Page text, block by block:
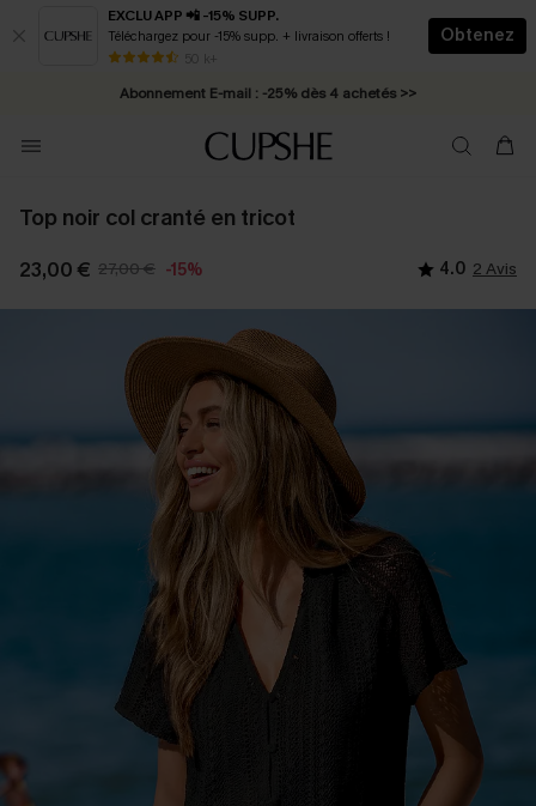
EXCLU APP 📲 -15% SUPP.
Téléchargez pour -15% supp. + livraison offerts !
50 k+
Obtenez
* Livraison éclair 2-3 jours ouvrés >>
Abonnement E-mail : -25% dès 4 achetés >>
Top noir col cranté en tricot
23,00 € 27,00 € -15% 4.0 2 Avis